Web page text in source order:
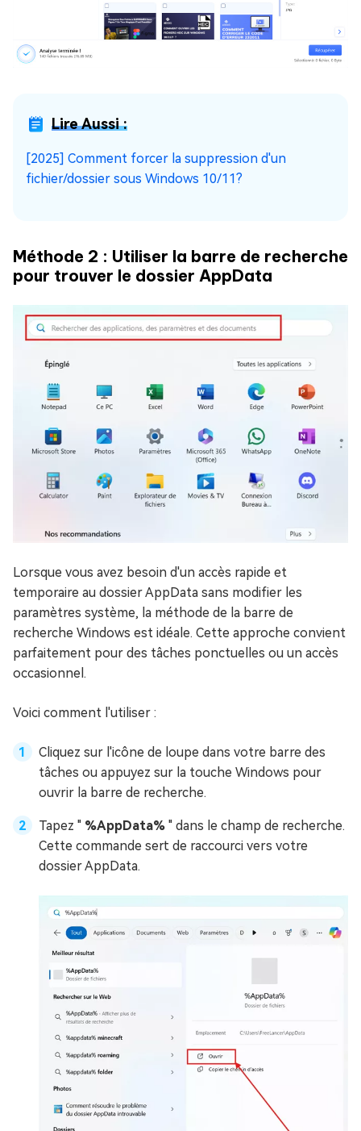
Lire Aussi :
[2025] Comment forcer la suppression d'un
fichier/dossier sous Windows 10/11?
Méthode 2 : Utiliser la barre de recherche
pour trouver le dossier AppData
Lorsque vous avez besoin d'un accès rapide et
temporaire au dossier AppData sans modifier les
paramètres système, la méthode de la barre de
recherche Windows est idéale. Cette approche convient
parfaitement pour des tâches ponctuelles ou un accès
occasionnel.
Voici comment l'utiliser :
Cliquez sur l'icône de loupe dans votre barre des
tâches ou appuyez sur la touche Windows pour
ouvrir la barre de recherche.
Tapez " %AppData% " dans le champ de recherche.
Cette commande sert de raccourci vers votre
dossier AppData.